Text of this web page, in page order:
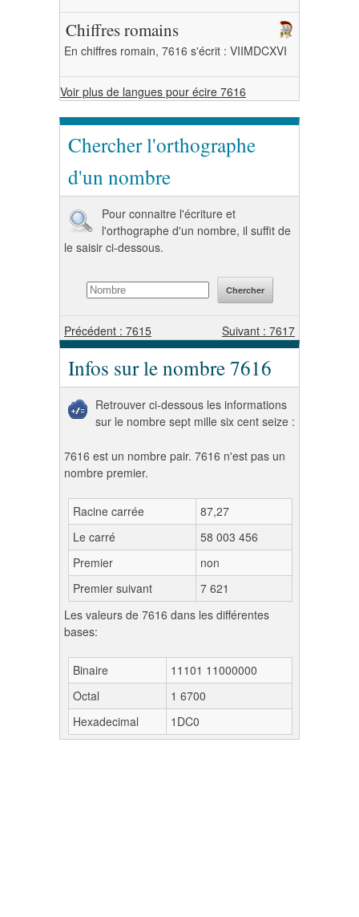
Chiffres romains
En chiffres romain, 7616 s'écrit : VIIMDCXVI
Voir plus de langues pour écire 7616
Chercher l'orthographe
d'un nombre
Pour connaitre l'écriture et
l'orthographe d'un nombre, il suffit de
le saisir ci-dessous.
Précédent : 7615 Suivant : 7617
Infos sur le nombre 7616
Retrouver ci-dessous les informations
sur le nombre sept mille six cent seize :
7616 est un nombre pair. 7616 n'est pas un
nombre premier.
Racine carrée
87,27
Le carré
58 003 456
Premier
non
Premier suivant
7 621
Les valeurs de 7616 dans les différentes
bases:
Binaire
11101 11000000
Octal
1 6700
Hexadecimal
1DC0